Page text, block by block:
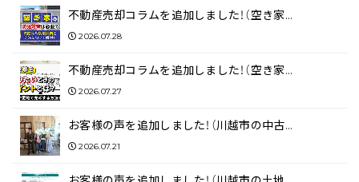
不動産売却コラムを追加しました！（空き家…
2026.07.28
不動産売却コラムを追加しました！（空き家…
2026.07.27
お客様の声を追加しました！（川越市の中古…
2026.07.21